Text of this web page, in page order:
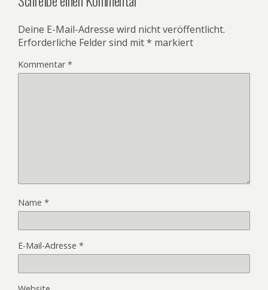
Deine E-Mail-Adresse wird nicht veröffentlicht.
Erforderliche Felder sind mit* markiert
Kommentar*
Name *
E-Mail-Adresse *